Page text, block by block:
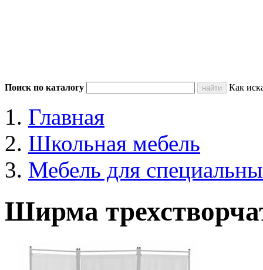
Поиск по каталогу Как
Главная
Школьная мебель
Мебель для
Ширма